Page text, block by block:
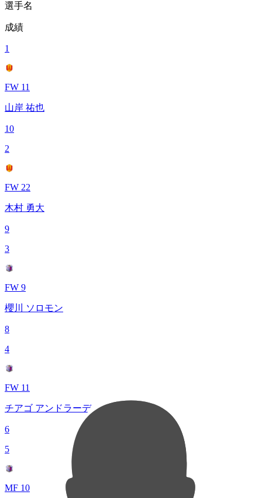
選手名
成績
1
FW 11
山岸 祐也
10
2
FW 22
木村 勇大
9
3
FW 9
櫻川 ソロモン
8
4
FW 11
チアゴ アンドラーデ
6
5
MF 10